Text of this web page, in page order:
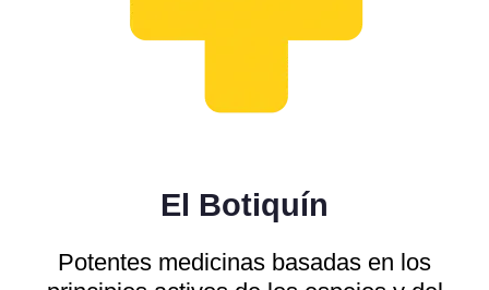
El Botiquín
Potentes medicinas basadas en los